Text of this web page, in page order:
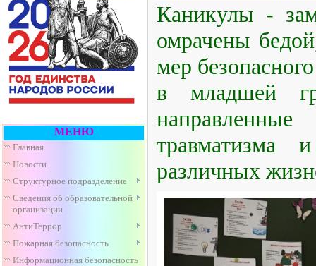
МЕНЮ
Главная
Новости
Структурное подразделение
Сведения об образовательной
организации
АнтиТеррор
Пожарная безопасность
Информационная безопасность
Каникулы -
омрачены
мер
в младшей
направленные
травматизма
различных